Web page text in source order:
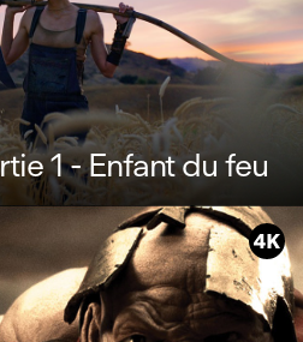
1 - Enfant du feu